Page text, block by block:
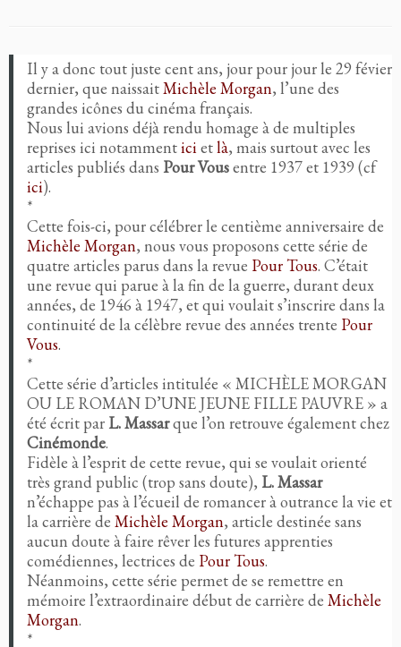
Il y a donc tout juste cent ans, jour pour jour le 29 févier
dernier, que naissaitMichèle Morgan, l’une des
grandes icônes du cinéma français.
Nous lui avions déjà rendu homage à de multiples
reprises ici notammenticietlà, mais surtout avec les
articles publiés dans Pour Vousentre 1937 et 1939 (cf
ici).
*
Cette fois-ci, pour célébrer le centième anniversaire de
Michèle Morgan, nous vous proposons cette série de
quatre articles parus dans la revue Pour Tous. C’était
une revue qui parue à la fin de la guerre, durant deux
années, de 1946 à 1947, et qui voulait s’inscrire dans la
continuité de la célèbre revue des années trente Pour
Vous.
*
Cette série d’articles intitulée « MICHÈLE MORGAN
OU LE ROMAN D’UNE JEUNE FILLE PAUVRE » a
été écrit par L. Massarque l’on retrouve également chez
Cinémonde.
Fidèle à l’esprit de cette revue, qui se voulait orienté
très grand public (trop sans doute), L. Massar
n’échappe pas à l’écueil de romancer à outrance la vie et
la carrière de Michèle Morgan, article destinée sans
aucun doute à faire rêver les futures apprenties
comédiennes, lectrices de Pour Tous.
Néanmoins, cette série permet de se remettre en
mémoire l’extraordinaire début de carrière de Michèle
Morgan.
*